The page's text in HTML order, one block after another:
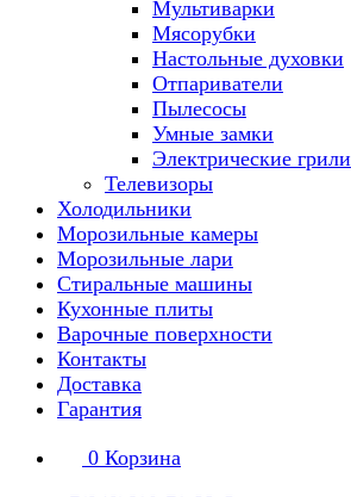
Мультиварки
Мясорубки
Настольные духовки
Отпариватели
Пылесосы
Умные замки
Электрические грили
Телевизоры
Холодильники
Морозильные камеры
Морозильные лари
Стиральные машины
Кухонные плиты
Варочные поверхности
Контакты
Доставка
Гарантия
0 Корзина